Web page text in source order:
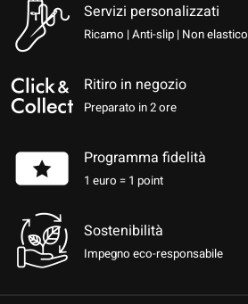
Servizi personalizzati
Ricamo | Anti-slip | Non elastico
Ritiro in negozio
Preparato in 2 ore
Programma fidelità
1 euro = 1 point
Sostenibilità
Impegno eco-responsabile